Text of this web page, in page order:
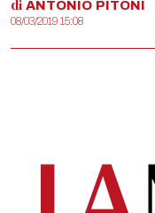
di ANTONIO PITONI
08/03/2019 15:08